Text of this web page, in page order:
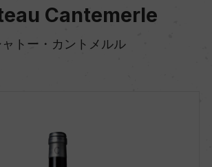
Cantemerle
ャトー・カントメルル